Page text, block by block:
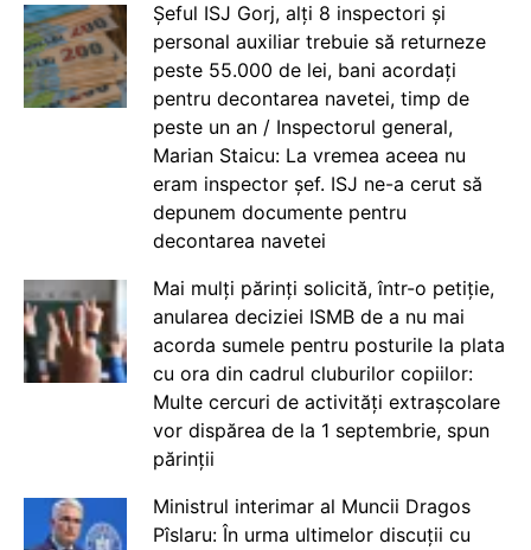
Șeful ISJ Gorj, alți 8 inspectori și
personal auxiliar trebuie să returneze
peste 55.000 de lei, bani acordați
pentru decontarea navetei, timp de
peste un an / Inspectorul general,
Marian Staicu: La vremea aceea nu
eram inspector șef. ISJ ne-a cerut să
depunem documente pentru
decontarea navetei
Mai mulți părinți solicită, într-o petiție,
anularea deciziei ISMB de a nu mai
acorda sumele pentru posturile la plata
cu ora din cadrul cluburilor copiilor:
Multe cercuri de activități extrașcolare
vor dispărea de la 1 septembrie, spun
părinții
Ministrul interimar al Muncii Dragos
Pîslaru: În urma ultimelor discuții cu